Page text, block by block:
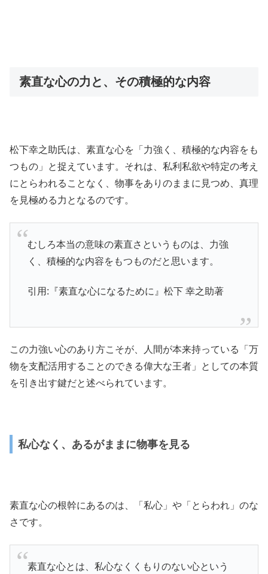
素直な心の力と、その積極的な内容
松下幸之助氏は、素直な心を「力強く、積極的な内容をも
つもの」と捉えています。それは、私利私欲や特定の考え
にとらわれることなく、物事をありのままに見つめ、真理
を見極める力となるのです。
むしろ本当の意味の素直さというものは、力強
く、積極的な内容をもつものだと思います。
引用:『素直な心になるために』松下 幸之助著
この力強い心のあり方こそが、人間が本来持っている「万
物を支配活用することのできる偉大な王者」としての本質
を引き出す鍵だと述べられています。
私心なく、あるがままに物事を見る
素直な心の根幹にあるのは、「私心」や「とらわれ」のな
さです。
素直な心とは、私心なくくもりのない心という